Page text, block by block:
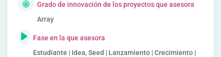
Grado de innovación de los proyectos que asesora
Array
Fase en la que asesora
Estudiante | Idea, Seed | Lanzamiento | Crecimiento |